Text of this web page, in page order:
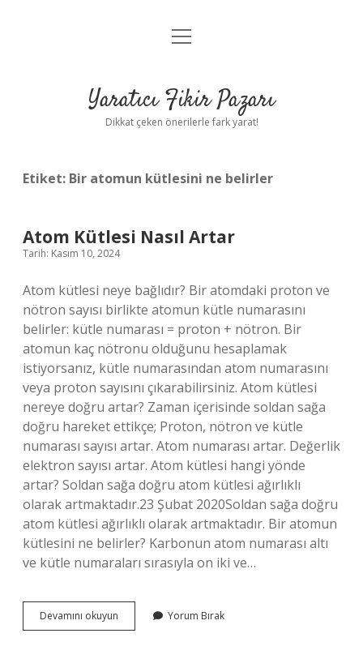
Anasayfa
Yasal Uyarı
menüyü
Yaratıcı Fikir Pazarı
Dikkat çeken önerilerle fark yarat!
Etiket: Bir atomun kütlesini ne belirler
Atom Kütlesi Nasıl Artar
Tarih: Kasım 10, 2024
Atom kütlesi neye bağlıdır? Bir atomdaki proton ve
nötron sayısı birlikte atomun kütle numarasını
belirler: kütle numarası = proton + nötron. Bir
atomun kaç nötronu olduğunu hesaplamak
istiyorsanız, kütle numarasından atom numarasını
veya proton sayısını çıkarabilirsiniz. Atom kütlesi
nereye doğru artar? Zaman içerisinde soldan sağa
doğru hareket ettikçe; Proton, nötron ve kütle
numarası sayısı artar. Atom numarası artar. Değerlik
elektron sayısı artar. Atom kütlesi hangi yönde
artar? Soldan sağa doğru atom kütlesi ağırlıklı
olarak artmaktadır.23 Şubat 2020Soldan sağa doğru
atom kütlesi ağırlıklı olarak artmaktadır. Bir atomun
kütlesini ne belirler? Karbonun atom numarası altı
ve kütle numaraları sırasıyla on iki ve…
Devamını okuyun
Kütlesi
Yorum Bırak